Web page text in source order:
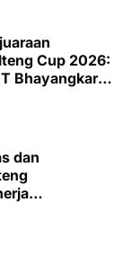
Cup 2026:
Bhayangkara
dan
Polri